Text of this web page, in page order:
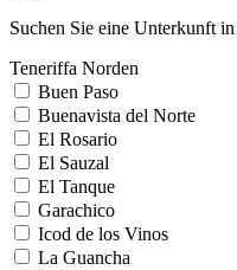
Suchen Sie eine Unterkunft
Teneriffa Norden
Buen Paso
Buenavista del Norte
El Rosario
El Sauzal
El Tanque
Garachico
Icod de los Vinos
La Guancha